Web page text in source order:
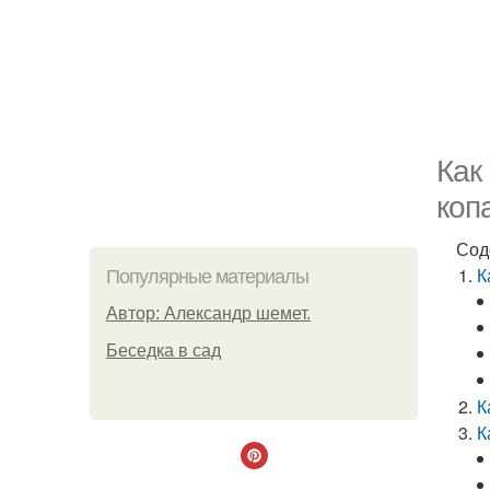
Популярные материалы
Автор: Александр шемет.
Беседка в сад